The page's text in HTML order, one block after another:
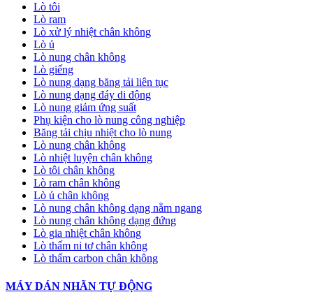
Lò tôi
Lò ram
Lò xử lý nhiệt chân không
Lò ủ
Lò nung chân không
Lò giếng
Lò nung dạng băng tải liên tục
Lò nung dạng đáy di động
Lò nung giảm ứng suất
Phụ kiện cho lò nung công nghiệp
Băng tải chịu nhiệt cho lò nung
Lò nung chân không
Lò nhiệt luyện chân không
Lò tôi chân không
Lò ram chân không
Lò ủ chân không
Lò nung chân không dạng nằm ngang
Lò nung chân không dạng đứng
Lò gia nhiệt chân không
Lò thấm ni tơ chân không
Lò thấm carbon chân không
MÁY DÁN NHÃN TỰ ĐỘNG